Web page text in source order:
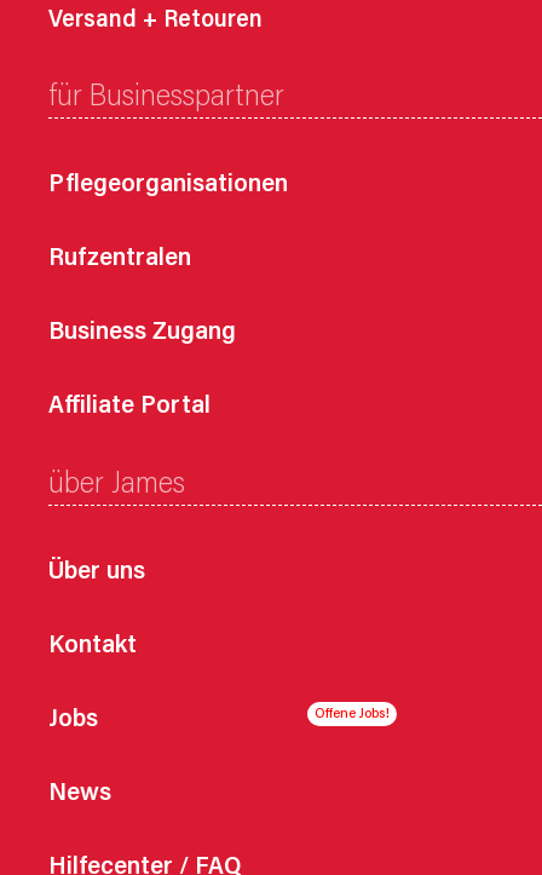
Versand + Retouren
für Businesspartner
Pflegeorganisationen
Rufzentralen
Business Zugang
Affiliate Portal
über James
Über uns
Kontakt
Jobs
News
Hilfecenter / FAQ